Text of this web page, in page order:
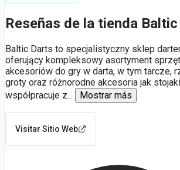
Reseñas de la tienda
Baltic Darts to specjalistyczny sklep
oferujący kompleksowy asortyment
akcesoriów do gry w darta, w tym tarcze,
groty oraz różnorodne akcesoria jak
współpracuje z... Mostrar más
Visitar Sitio Web